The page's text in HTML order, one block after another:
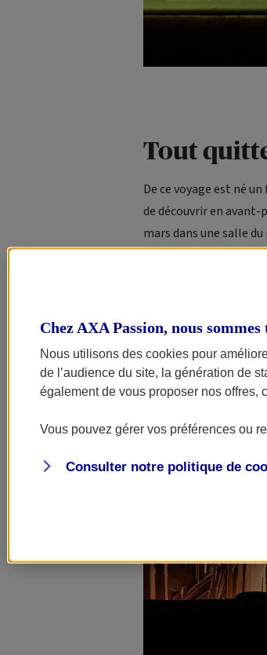
Chez AXA Passion, nous
Nous utilisons des cookies pour
de l’audience du site, la génération de
également de vous proposer nos offres,
Vous pouvez gérer vos préférences ou
Consulter notre politique de
Tout
De ce voyage est né
de découvrir en avant-
mars dans une salle
AXA Passion, étaient